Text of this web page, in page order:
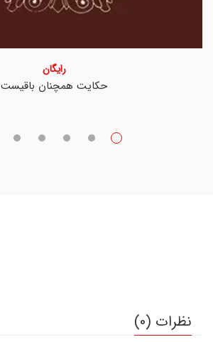
حکایت همچنان باقیست
رایگان
نظرات (0)